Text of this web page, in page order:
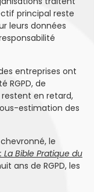
principal reste
leurs données
entreprises ont
RGPD, de
restent en retard,
estimation des
le
La Bible Pratique du
ans de RGPD, les